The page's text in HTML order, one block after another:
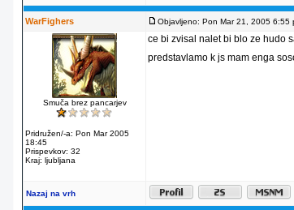
WarFighers Objavljeno: Pon Mar 21, 2005 6:55
Smuča brez pancarjev
Pridružen/-a: Pon Mar 2005
18:45
Prispevkov: 32
Kraj: ljubljana
ce bi zvisal nalet bi blo ze hudo
predstavlamo k js mam enga
Nazaj na vrh